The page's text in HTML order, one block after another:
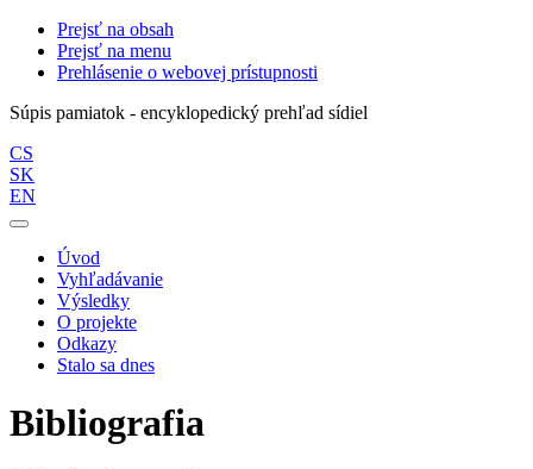
Prejsť na obsah
Prejsť na menu
Prehlásenie o webovej prístupnosti
Súpis pamiatok - encyklopedický prehľad sídiel
CS
SK
EN
Úvod
Vyhľadávanie
Výsledky
O projekte
Odkazy
Stalo sa dnes
Bibliografia